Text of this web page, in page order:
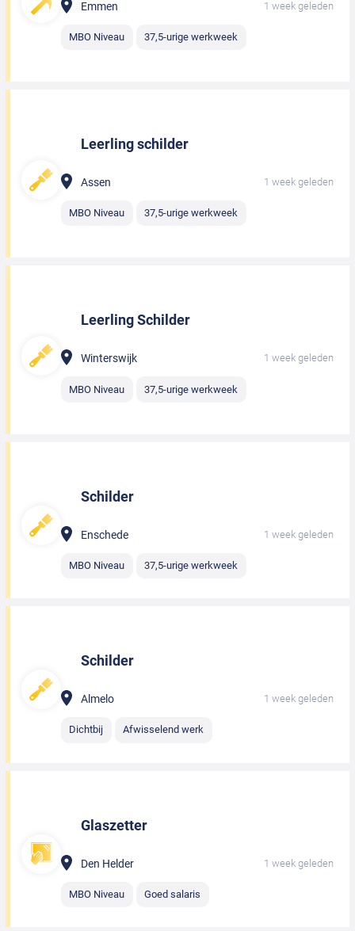
Emmen 1 week geleden
MBO Niveau 37,5-urige werkweek
Leerling schilder
Assen 1 week geleden
MBO Niveau 37,5-urige werkweek
Leerling Schilder
Winterswijk 1 week geleden
MBO Niveau 37,5-urige werkweek
Schilder
Enschede 1 week geleden
MBO Niveau 37,5-urige werkweek
Schilder
Almelo 1 week geleden
Dichtbij Afwisselend werk
Glaszetter
Den Helder 1 week geleden
MBO Niveau Goed salaris